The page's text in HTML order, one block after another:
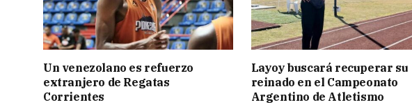
Un venezolano es refuerzo
extranjero de Regatas
Corrientes
Layoy buscará recuperar su
reinado en el Campeonato
Argentino de Atletismo